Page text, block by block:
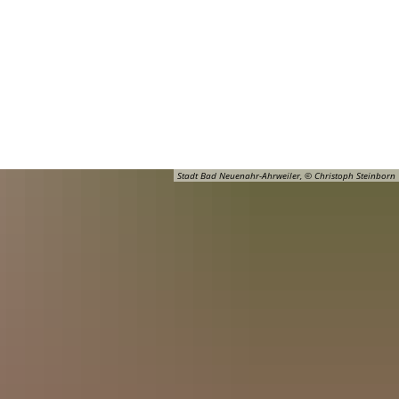
Stadt Bad Neuenahr-Ahrweiler, © Christoph Steinborn